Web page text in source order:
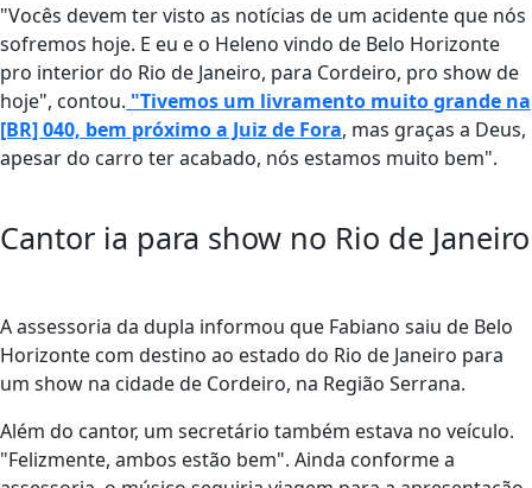
"Vocês devem ter visto as notícias de um acidente que nós
sofremos hoje. E eu e o Heleno vindo de Belo Horizonte
pro interior do Rio de Janeiro, para Cordeiro, pro show de
hoje", contou. "Tivemos um livramento muito grande na
[BR] 040, bem próximo a Juiz de Fora, mas graças a Deus,
apesar do carro ter acabado, nós estamos muito bem".
Cantor ia para show no Rio de Janeiro
A assessoria da dupla informou que Fabiano saiu de Belo
Horizonte com destino ao estado do Rio de Janeiro para
um show na cidade de Cordeiro, na Região Serrana.
Além do cantor, um secretário também estava no veículo.
"Felizmente, ambos estão bem". Ainda conforme a